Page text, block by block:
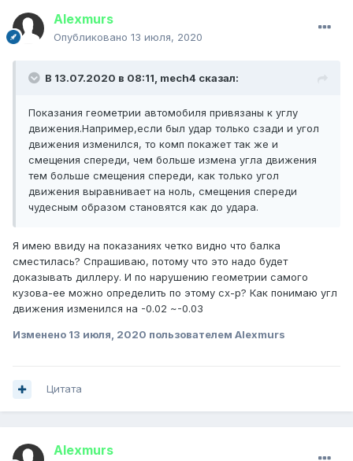
Alexmurs
Опубликовано 13 июля, 2020
В 13.07.2020 в 08:11, mech4 сказал:
Показания геометрии автомобиля привязаны к углу
движения.Например,если был удар только сзади и угол
движения изменился, то комп покажет так же и
смещения спереди, чем больше измена угла движения
тем больше смещения спереди, как только угол
движения выравнивает на ноль, смещения спереди
чудесным образом становятся как до удара.
Я имею ввиду на показаниях четко видно что балка
сместилась? Спрашиваю, потому что это надо будет
доказывать диллеру. И по нарушению геометрии самого
кузова-ее можно определить по этому сх-р? Как понимаю угл
движения изменился на -0.02 ~-0.03
Изменено 13 июля, 2020 пользователем Alexmurs
Цитата
Alexmurs